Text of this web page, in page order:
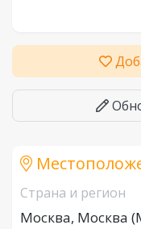
Страна и регион
Москва, Москва